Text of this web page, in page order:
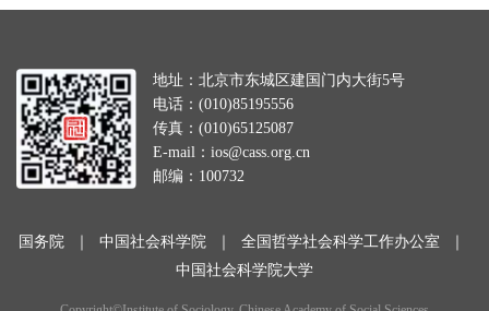
地址：北京市东城区建国门内大街5号
电话：(010)85195556
传真：(010)65125087
E-mail：ios@cass.org.cn
邮编：100732
国务院 中国社会科学院 全国哲学社会科学工作办公室
中国社会科学院大学